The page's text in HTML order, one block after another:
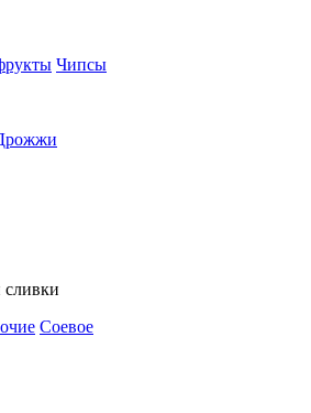
Чипсы
сливки
Соевое